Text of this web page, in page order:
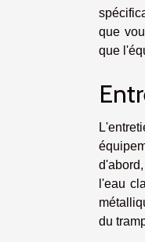
que
que
l'eau
du